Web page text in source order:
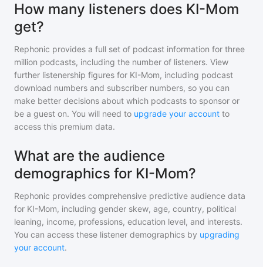
How many listeners does KI-Mom
get?
Rephonic provides a full set of podcast information for three
million podcasts, including the number of listeners. View
further listenership figures for KI-Mom, including podcast
download numbers and subscriber numbers, so you can
make better decisions about which podcasts to sponsor or
be a guest on. You will need to upgrade your account to
access this premium data.
What are the audience
demographics for KI-Mom?
Rephonic provides comprehensive predictive audience data
for KI-Mom, including gender skew, age, country, political
leaning, income, professions, education level, and interests.
You can access these listener demographics by upgrading
your account.